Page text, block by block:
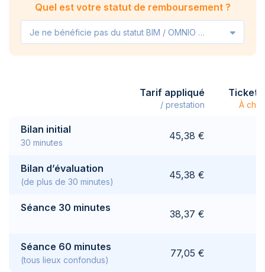
Quel est votre statut de remboursement ?
Je ne bénéficie pas du statut BIM / OMNIO / VIPO
Tarif appliqué
/ prestation
Ticket
À
Bilan initial
30 minutes
45,38 €
Bilan d’évaluation
(de plus de 30 minutes)
45,38 €
Séance 30 minutes
38,37 €
Séance 60 minutes
(tous lieux confondus)
77,05 €